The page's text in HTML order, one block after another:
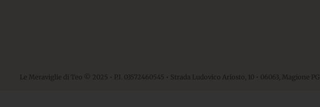
Le Meraviglie di Teo © 2025 • P.I. 03572460545 • Strada Ludovico Ariosto, 10 • 06063, Magione PG